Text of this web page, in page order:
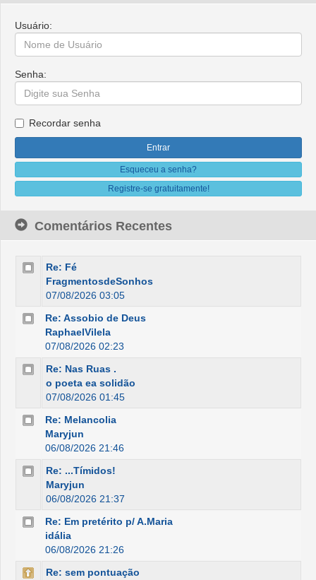
Usuário:
Senha:
Recordar senha
Esqueceu a senha?
Registre-se gratuitamente!
Comentários Recentes
Re: Fé
FragmentosdeSonhos
07/08/2026 03:05
Re: Assobio de Deus
RaphaelVilela
07/08/2026 02:23
Re: Nas Ruas .
o poeta ea solidão
07/08/2026 01:45
Re: Melancolia
Maryjun
06/08/2026 21:46
Re: ...Tímidos!
Maryjun
06/08/2026 21:37
Re: Em pretérito p/ A.Maria
idália
06/08/2026 21:26
Re: sem pontuação